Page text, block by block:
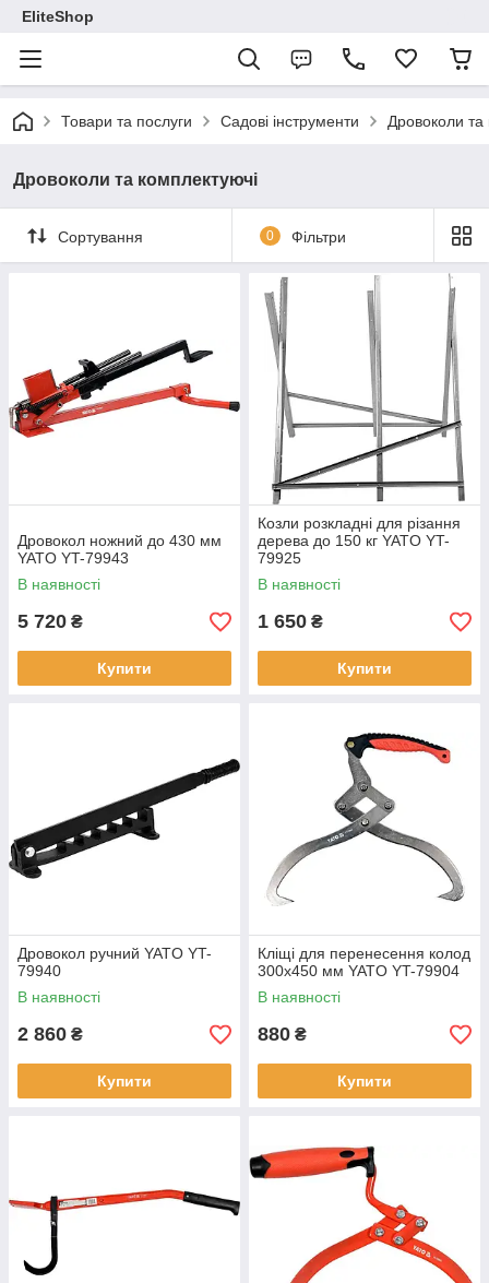
EliteShop
Товари та послуги Садові інструменти Дровоколи та
Дровоколи та комплектуючі
Сортування 0 Фільтри
Дровокол ножний до 430 мм
YATO YT-79943
В наявності
5 720 ₴
Купити
Козли розкладні для різання
дерева до 150 кг YATO YT-
79925
В наявності
1 650 ₴
Купити
Дровокол ручний YATO YT-
79940
В наявності
2 860 ₴
Купити
Кліщі для перенесення колод
300х450 мм YATO YT-79904
В наявності
880 ₴
Купити